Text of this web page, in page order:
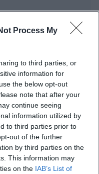
Process My
to third parties, or
information for
the below opt-out
note that after your
continue seeing
information utilized by
to third parties prior to
out of the further
by third parties on the
This information may
on the IAB’s List of
der Messe?